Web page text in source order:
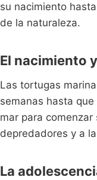
su nacimiento
de la naturaleza.
El nacimiento
Las tortugas
semanas hasta
mar para
depredadores y a
La